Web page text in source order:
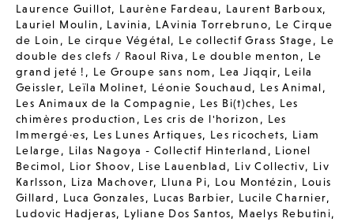
Laurence Guillot, Laurène Fardeau, Laurent Barboux,
Lauriel Moulin , Lavinia, LAvinia Torrebruno, Le Cirque
de Loin , Le cirque Végétal, Le collectif Grass Stage, Le
double des clefs / Raoul Riva , Le double menton , Le
grand jeté ! , Le Groupe sans nom , Lea Jiqqir, Leila
Geissler, Leïla Molinet, Léonie Souchaud, Les Animal,
Les Animaux de la Compagnie, Les Bi(t)ches, Les
chimères production , Les cris de l'horizon , Les
Immergé·es, Les Lunes Artiques, Les ricochets, Liam
Lelarge, Lilas Nagoya - Collectif Hinterland , Lionel
Becimol, Lior Shoov, Lise Lauenblad, Liv Collectiv, Liv
Karlsson, Liza Machover, Lluna Pi, Lou Montézin , Louis
Gillard , Luca Gonzales, Lucas Barbier, Lucile Charnier,
Ludovic Hadjeras, Lyliane Dos Santos, Maelys Rebutini,